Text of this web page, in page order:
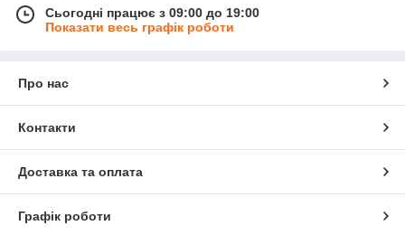
Сьогодні працює з 09:00 до 19:00
Показати весь графік роботи
Про нас
Контакти
Доставка та оплата
Графік роботи